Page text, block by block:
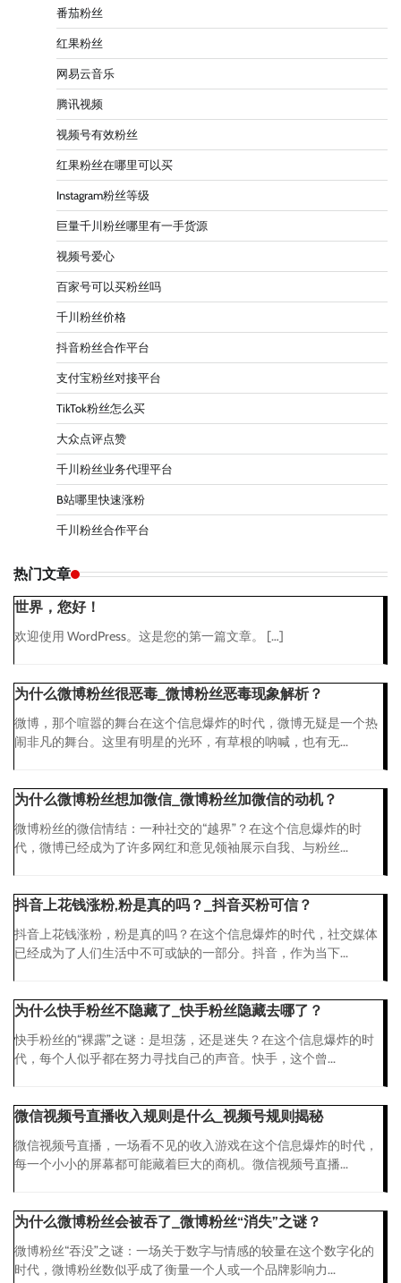
番茄粉丝
红果粉丝
网易云音乐
腾讯视频
视频号有效粉丝
红果粉丝在哪里可以买
Instagram粉丝等级
巨量千川粉丝哪里有一手货源
视频号爱心
百家号可以买粉丝吗
千川粉丝价格
抖音粉丝合作平台
支付宝粉丝对接平台
TikTok粉丝怎么买
大众点评点赞
千川粉丝业务代理平台
B站哪里快速涨粉
千川粉丝合作平台
热门文章
世界，您好！
欢迎使用 WordPress。这是您的第一篇文章。 […]
为什么微博粉丝很恶毒_微博粉丝恶毒现象解析？
微博，那个喧嚣的舞台在这个信息爆炸的时代，微博无疑是一个热
闹非凡的舞台。这里有明星的光环，有草根的呐喊，也有无...
为什么微博粉丝想加微信_微博粉丝加微信的动机？
微博粉丝的微信情结：一种社交的“越界”？在这个信息爆炸的时
代，微博已经成为了许多网红和意见领袖展示自我、与粉丝...
抖音上花钱涨粉,粉是真的吗？_抖音买粉可信？
抖音上花钱涨粉，粉是真的吗？在这个信息爆炸的时代，社交媒体
已经成为了人们生活中不可或缺的一部分。抖音，作为当下...
为什么快手粉丝不隐藏了_快手粉丝隐藏去哪了？
快手粉丝的“裸露”之谜：是坦荡，还是迷失？在这个信息爆炸的时
代，每个人似乎都在努力寻找自己的声音。快手，这个曾...
微信视频号直播收入规则是什么_视频号规则揭秘
微信视频号直播，一场看不见的收入游戏在这个信息爆炸的时代，
每一个小小的屏幕都可能藏着巨大的商机。微信视频号直播...
为什么微博粉丝会被吞了_微博粉丝“消失”之谜？
微博粉丝“吞没”之谜：一场关于数字与情感的较量在这个数字化的
时代，微博粉丝数似乎成了衡量一个人或一个品牌影响力...